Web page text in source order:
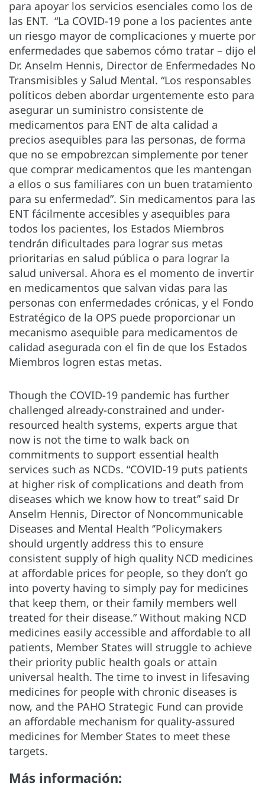
para apoyar los servicios esenciales como los de
las ENT. “La COVID-19 pone a los pacientes ante
un riesgo mayor de complicaciones y muerte por
enfermedades que sabemos cómo tratar – dijo el
Dr. Anselm Hennis, Director de Enfermedades No
Transmisibles y Salud Mental. “Los responsables
políticos deben abordar urgentemente esto para
asegurar un suministro consistente de
medicamentos para ENT de alta calidad a
precios asequibles para las personas, de forma
que no se empobrezcan simplemente por tener
que comprar medicamentos que les mantengan
a ellos o sus familiares con un buen tratamiento
para su enfermedad”. Sin medicamentos para las
ENT fácilmente accesibles y asequibles para
todos los pacientes, los Estados Miembros
tendrán dificultades para lograr sus metas
prioritarias en salud pública o para lograr la
salud universal. Ahora es el momento de invertir
en medicamentos que salvan vidas para las
personas con enfermedades crónicas, y el Fondo
Estratégico de la OPS puede proporcionar un
mecanismo asequible para medicamentos de
calidad asegurada con el fin de que los Estados
Miembros logren estas metas.
Though the COVID-19 pandemic has further
challenged already-constrained and under-
resourced health systems, experts argue that
now is not the time to walk back on
commitments to support essential health
services such as NCDs. “COVID-19 puts patients
at higher risk of complications and death from
diseases which we know how to treat’’ said Dr
Anselm Hennis, Director of Noncommunicable
Diseases and Mental Health ‘’Policymakers
should urgently address this to ensure
consistent supply of high quality NCD medicines
at affordable prices for people, so they don’t go
into poverty having to simply pay for medicines
that keep them, or their family members well
treated for their disease.” Without making NCD
medicines easily accessible and affordable to all
patients, Member States will struggle to achieve
their priority public health goals or attain
universal health. The time to invest in lifesaving
medicines for people with chronic diseases is
now, and the PAHO Strategic Fund can provide
an affordable mechanism for quality-assured
medicines for Member States to meet these
targets.
Más información: